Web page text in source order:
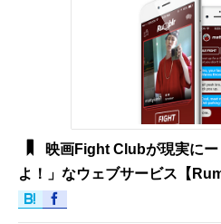
映画Fight Clubが現実に
よ！」なウェブサービス【